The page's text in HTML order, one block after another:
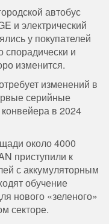
автобус
и электрический
у покупателей
спорадически и
изменится.
изменений в
серийные
конвейера в 2024
около 4000
приступили к
с аккумуляторным
обучение
нового «зеленого»
секторе.